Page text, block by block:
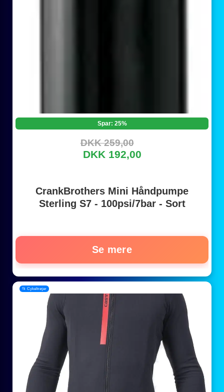
Spar: 25%
DKK 259,00
DKK 192,00
CrankBrothers Mini Håndpumpe
Sterling S7 - 100psi/7bar - Sort
Se mere
📂 Cykeltrøjer